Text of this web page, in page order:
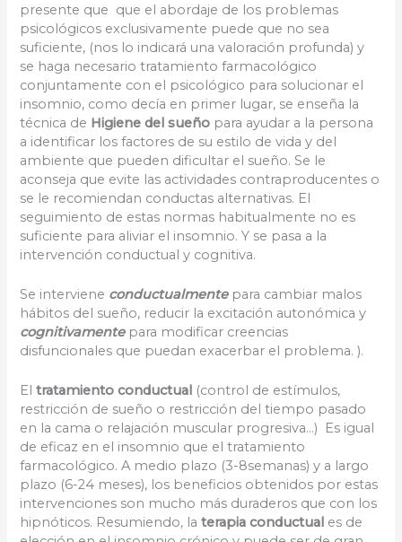
presente que que el abordaje de los problemas
psicológicos exclusivamente puede que no sea
suficiente, (nos lo indicará una valoración profunda) y
se haga necesario tratamiento farmacológico
conjuntamente con el psicológico para solucionar el
insomnio, como decía en primer lugar, se enseña la
técnica de Higiene del sueño para ayudar a la persona
a identificar los factores de su estilo de vida y del
ambiente que pueden dificultar el sueño. Se le
aconseja que evite las actividades contraproducentes o
se le recomiendan conductas alternativas. El
seguimiento de estas normas habitualmente no es
suficiente para aliviar el insomnio. Y se pasa a la
intervención conductual y cognitiva.
Se interviene conductualmentepara cambiar malos
hábitos del sueño, reducir la excitación autonómica y
cognitivamentepara modificar creencias
disfuncionales que puedan exacerbar el problema. ).
Eltratamiento conductual (control de estímulos,
restricción de sueño o restricción del tiempo pasado
en la cama o relajación muscular progresiva…) Es igual
de eficaz en el insomnio que el tratamiento
farmacológico. A medio plazo (3-8semanas) y a largo
plazo (6-24 meses), los beneficios obtenidos por estas
intervenciones son mucho más duraderos que con los
hipnóticos. Resumiendo, laterapia conductual es de